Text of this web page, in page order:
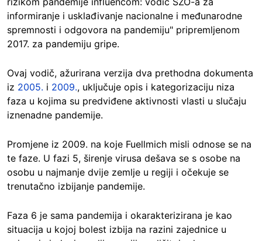
informiranje i usklađivanje nacionalne i međunarodne
spremnosti i odgovora na pandemiju" pripremljenom
2017. za pandemiju gripe.
Ovaj vodič, ažurirana verzija dva prethodna dokumenta
iz 2005. i 2009., uključuje opis i kategorizaciju niza
faza u kojima su predviđene aktivnosti vlasti u slučaju
iznenadne pandemije.
Promjene iz 2009. na koje Fuellmich misli odnose se na
te faze. U fazi 5, širenje virusa dešava se s osobe na
osobu u najmanje dvije zemlje u regiji i očekuje se
trenutačno izbijanje pandemije.
Faza 6 je sama pandemija i okarakterizirana je kao
situacija u kojoj bolest izbija na razini zajednice u